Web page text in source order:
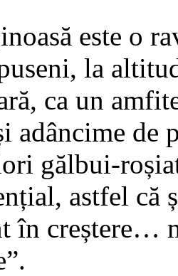
este o
la
ca un
adâncime de
gălbui-
astfel că
în creștere…